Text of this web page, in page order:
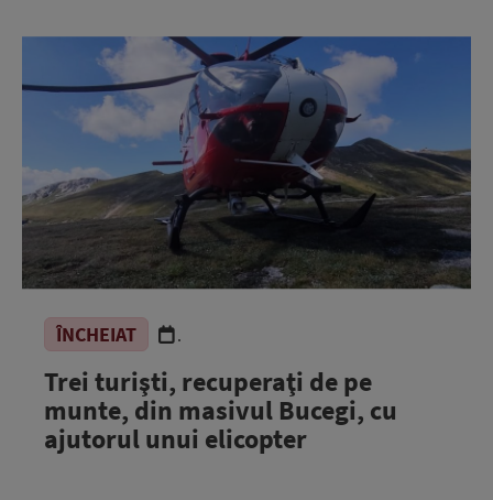
ÎNCHEIAT .
Trei turişti, recuperaţi de pe
munte, din masivul Bucegi, cu
ajutorul unui elicopter